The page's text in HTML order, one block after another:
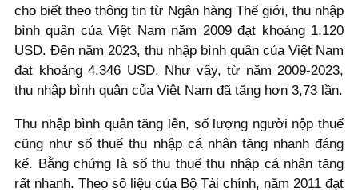
cho biết theo thông tin từ Ngân hàng Thế giới, thu nhập
bình quân của Việt Nam năm 2009 đạt khoảng 1.120
USD. Đến năm 2023, thu nhập bình quân của Việt Nam
đạt khoảng 4.346 USD. Như vậy, từ năm 2009-2023,
thu nhập bình quân của Việt Nam đã tăng hơn 3,73 lần.
Thu nhập bình quân tăng lên, số lượng người nộp thuế
cũng như số thuế thu nhập cá nhân tăng nhanh đáng
kể. Bằng chứng là số thu thuế thu nhập cá nhân tăng
rất nhanh. Theo số liệu của Bộ Tài chính, năm 2011 đạt